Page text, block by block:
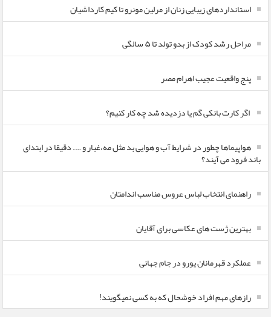
استانداردهای زیبایی زنان از مرلین مونرو تا کیم کارداشیان
مراحل رشد کودک از بدو تولد تا ۵ سالگی
پنج واقعیت عجیب اهرام مصر
اگر کارت بانکی گم یا دزدیده شد چه کار کنیم؟
هواپیماها چطور در شرایط آب و هوایی بد مثل مه،غبار و …. دقیقا در ابتدای
باند فرود می آیند؟
راهنمای انتخاب لباس عروس مناسب اندامتان
بهترین ژست های عکاسی برای آقایان
عملکرد قهرمانان یورو در جام جهانی
رازهای مهم افراد خوشحال که به کسی نمیگویند!